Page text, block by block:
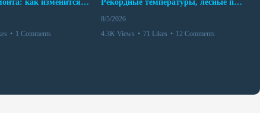
10 месяцев ремонта: как изменится работа Бакинского метро с 15 августа
• 1 Comments
Рекордные температуры, лесные пожары и красный уровень опасности
8/5/2026
4.3K Views • 71 Likes • 12 Comments